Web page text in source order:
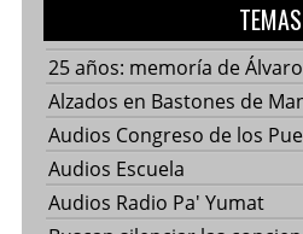
TEMAS
25 años: memoría de
Alzados en Bastones de
Audios Congreso de los
Audios Escuela
Audios Radio Pa' Yumat